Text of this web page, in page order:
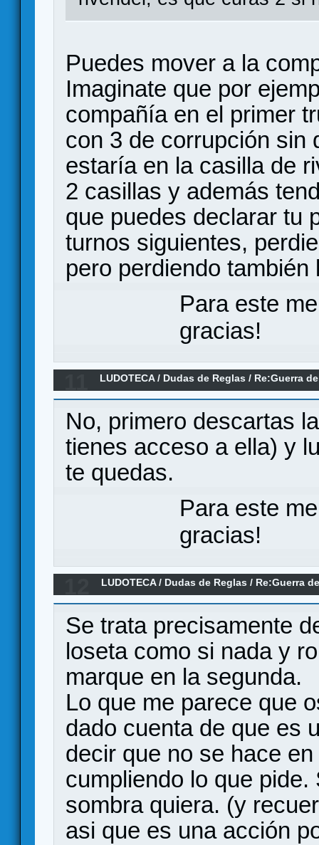
Puedes mover a la
Imaginate que por
compañía en el primer
con 3 de corrupción sin
estaría en la casilla de
2 casillas y además
que puedes declarar tu
turnos siguientes,
pero perdiendo
Para este
gracias!
LUDOTECA/ Dudas de Reglas / Re:Guerra
No, primero descartas
tienes acceso a ella) y
te quedas.
Para este
gracias!
LUDOTECA/ Dudas de Reglas / Re:Guerra
Se trata precisamente
loseta como si nada y
marque en la segunda.
Lo que me parece que
dado cuenta de que es
decir que no se hace
cumpliendo lo que
sombra quiera. (y
asi que es una acción